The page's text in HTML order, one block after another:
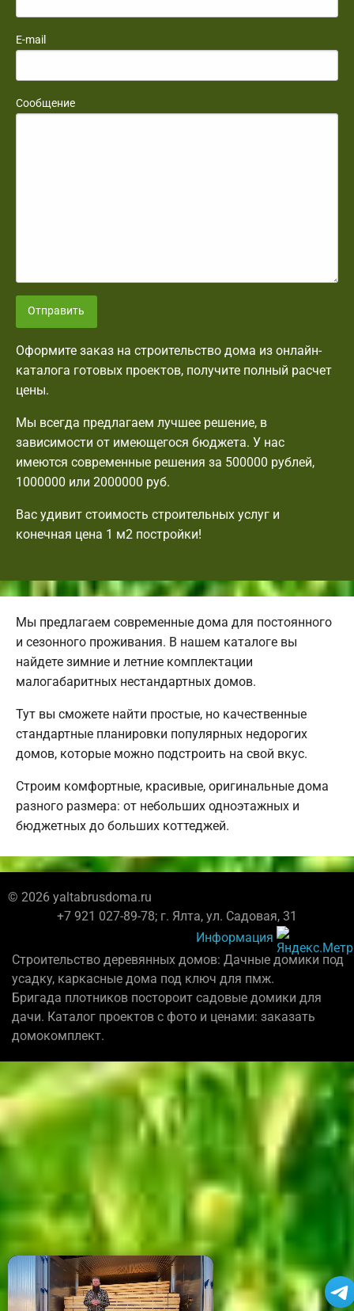
E-mail
Сообщение
Отправить
Оформите заказ на строительство дома из онлайн-
каталога готовых проектов, получите полный расчет
цены.
Мы всегда предлагаем лучшее решение, в
зависимости от имеющегося бюджета. У нас
имеются современные решения за 500000 рублей,
1000000 или 2000000 руб.
Вас удивит стоимость строительных услуг и
конечная цена 1 м2 постройки!
Мы предлагаем современные дома для постоянного
и сезонного проживания. В нашем каталоге вы
найдете зимние и летние комплектации
малогабаритных нестандартных домов.
Тут вы сможете найти простые, но качественные
стандартные планировки популярных недорогих
домов, которые можно подстроить на свой вкус.
Строим комфортные, красивые, оригинальные дома
разного размера: от небольших одноэтажных и
бюджетных до больших коттеджей.
© 2026 yaltabrusdoma.ru
+7 921 027-89-78; г. Ялта, ул. Садовая, 31
Информация
Строительство деревянных домов: Дачные домики под
усадку, каркасные дома под ключ для пмж.
Бригада плотников постороит садовые домики для
дачи. Каталог проектов с фото и ценами: заказать
домокомплект.